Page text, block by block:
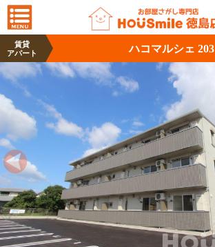
賃貸
アパート
ハコマルシェ 203